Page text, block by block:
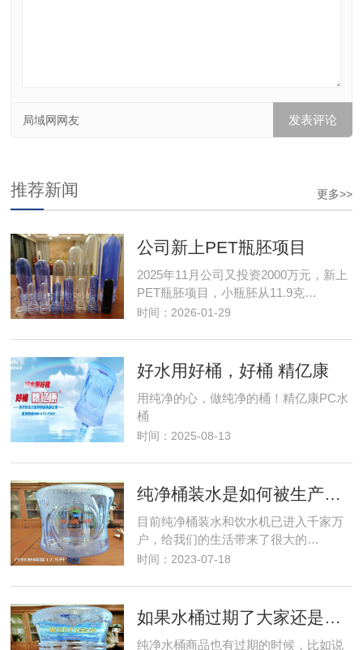
局域网网友
更多>>
推荐新闻
公司新上PET瓶胚项目
2025年11月公司又投资2000万元，新上
PET瓶胚项目，小瓶胚从11.9克…
时间：2026-01-29
好水用好桶，好桶 精亿康
用纯净的心，做纯净的桶！精亿康PC水
桶
时间：2025-08-13
纯净桶装水是如何被生产出来的
目前纯净桶装水和饮水机已进入千家万
户，给我们的生活带来了很大的…
时间：2023-07-18
如果水桶过期了大家还是尽早处理
纯净水桶商品也有过期的时候，比如说